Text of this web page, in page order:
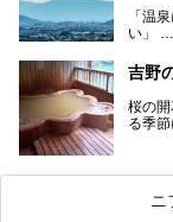
「温
い」
そん
お宿
まと
芯ま
吉野
桜の
る季
まれ
りま
ニ